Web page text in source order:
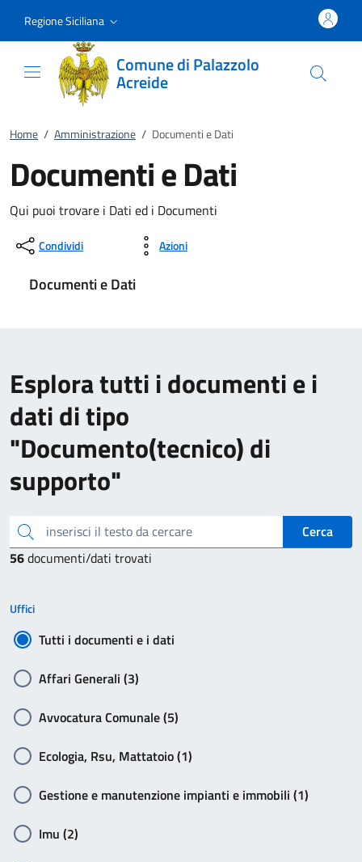
Regione Siciliana
Comune di Palazzolo
Acreide
Home / Amministrazione / Documenti e Dati
Documenti e Dati
Qui puoi trovare i Dati ed i Documenti
Condividi Azioni
Documenti e Dati
Esplora tutti i documenti e i
dati di tipo
"Documento(tecnico) di
supporto"
inserisci il testo da cercare
Cerca
56documenti/dati trovati
Uffici
Tutti i documenti e i dati
Affari Generali (3)
Avvocatura Comunale (5)
Ecologia, Rsu, Mattatoio (1)
Gestione e manutenzione impianti e immobili (1)
Imu (2)